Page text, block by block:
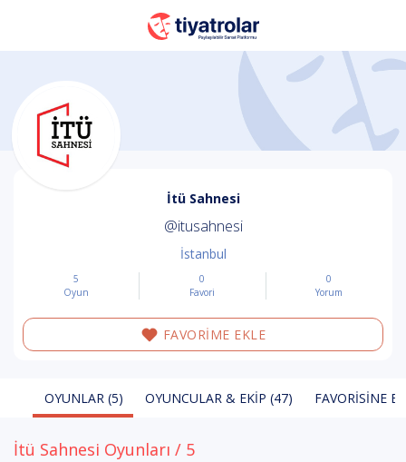
İtü Sahnesi
@itusahnesi
İstanbul
5
Oyun
0
Favori
0
Yorum
FAVORİME EKLE
OYUNLAR (5) OYUNCULAR & EKIP (47) FAVORISINE
İtü Sahnesi Oyunları / 5